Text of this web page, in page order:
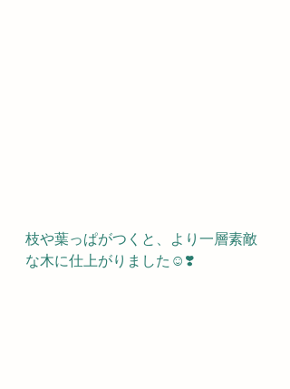
枝や葉っぱがつくと、より一層素敵
な木に仕上がりました☺️❣️